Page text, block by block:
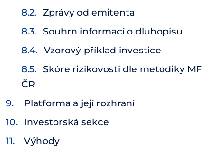
Zprávy od emitenta
Souhrn informací o dluhopisu
Vzorový příklad investice
Skóre rizikovosti dle metodiky MF
ČR
Platforma a její rozhraní
Investorská sekce
Výhody